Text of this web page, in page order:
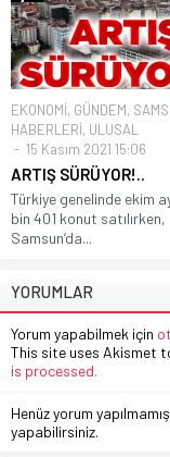
EKONOMİ, GÜNDEM,
HABERLERİ, ULUSAL
15 Kasım 2021 15:06
ARTIŞ SÜRÜYOR!..
Türkiye genelinde ekim
bin 401 konut satılırken,
Samsun’da...
YORUMLAR
Yorum yapabilmek için
This site uses Akismet
is processed.
Henüz yorum
yapabilirsiniz.